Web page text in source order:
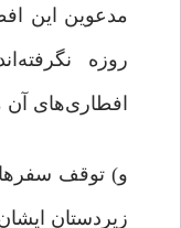
مدعوین این
روزه
افطاری‌های آن
و) توقف
زیردستان